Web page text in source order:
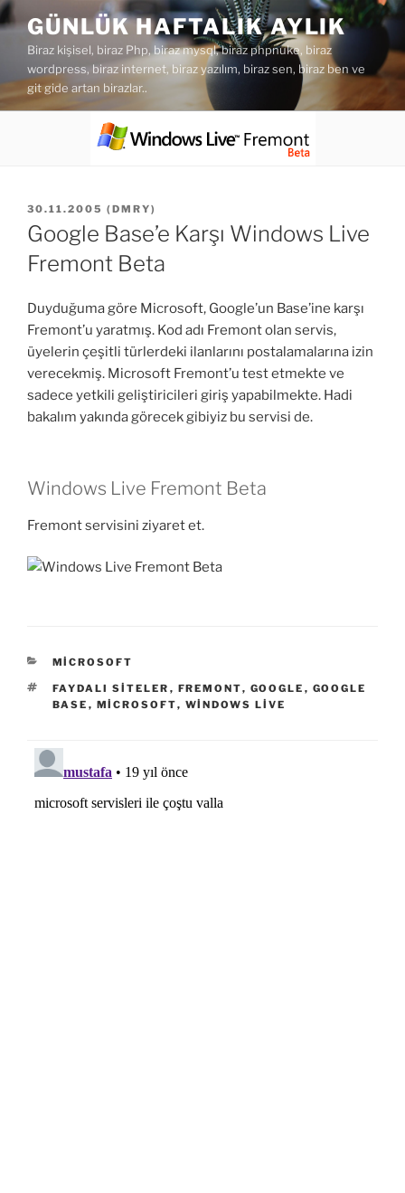
İçeriğe
geç
GÜNLÜK HAFTALIK AYLIK
Biraz kişisel, biraz Php, biraz mysql, biraz phpnuke, biraz
wordpress, biraz internet, biraz yazılım, biraz sen, biraz ben ve
git gide artan birazlar..
YAYIM
TARIHI
30.11.2005 ( DMRY)
Google Base’e Karşı Windows Live
Fremont Beta
Duyduğuma göre Microsoft, Google’un Base’ine karşı
Fremont’u yaratmış. Kod adı Fremont olan servis,
üyelerin çeşitli türlerdeki ilanlarını postalamalarına izin
verecekmiş. Microsoft Fremont’u test etmekte ve
sadece yetkili geliştiricileri giriş yapabilmekte. Hadi
bakalım yakında görecek gibiyiz bu servisi de.
Windows Live Fremont Beta
Fremont servisini ziyaret et.
KATEGORILER
MICROSOFT
ETIKETLER
FAYDALI SITELER , FREMONT, GOOGLE , GOOGLE
BASE , MICROSOFT, WINDOWS LIVE